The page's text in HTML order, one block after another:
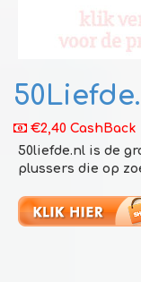
€2,40 CashBack
50liefde.nl is de
plussers die op